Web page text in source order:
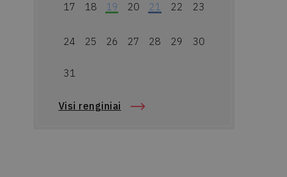
17 18 19 20 21 22 23
24 25 26 27 28 29 30
31
Visi renginiai